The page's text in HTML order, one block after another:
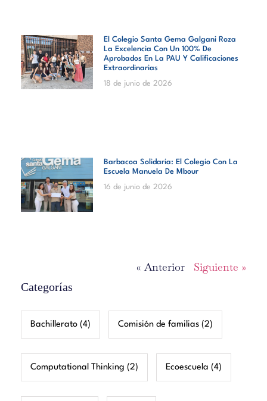
El Colegio Santa Gema Galgani Roza
La Excelencia Con Un 100% De
Aprobados En La PAU Y Calificaciones
Extraordinarias
18 de junio de 2026
Barbacoa Solidaria: El Colegio Con La
Escuela Manuela De Mbour
16 de junio de 2026
« Anterior Siguiente »
Categorías
Bachillerato (4) Comisión de familias (2)
Computational Thinking (2) Ecoescuela (4)